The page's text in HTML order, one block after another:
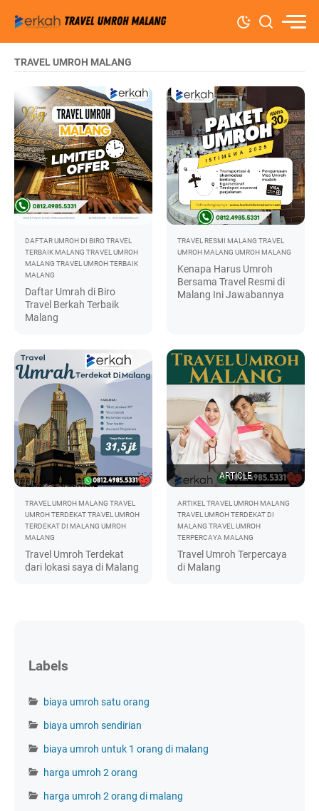
TRAVEL UMROH MALANG
DAFTAR UMROH DI BIRO TRAVEL
TERBAIK MALANG TRAVEL UMROH
MALANG TRAVEL UMROH TERBAIK
MALANG
Daftar Umrah di Biro
Travel Berkah Terbaik
Malang
TRAVEL RESMI MALANG TRAVEL
UMROH MALANG UMROH MALANG
Kenapa Harus Umroh
Bersama Travel Resmi di
Malang Ini Jawabannya
TRAVEL UMROH MALANG TRAVEL
UMROH TERDEKATTRAVEL UMROH
TERDEKAT DI MALANG UMROH
MALANG
Travel Umroh Terdekat
dari lokasi saya di Malang
ARTICLE
ARTIKELTRAVEL UMROH MALANG
TRAVEL UMROH TERDEKAT DI
MALANG TRAVEL UMROH
TERPERCAYA MALANG
Travel Umroh Terpercaya
di Malang
Labels
biaya umroh satu orang
biaya umroh sendirian
biaya umroh untuk 1 orang di malang
harga umroh 2 orang
harga umroh 2 orang di malang